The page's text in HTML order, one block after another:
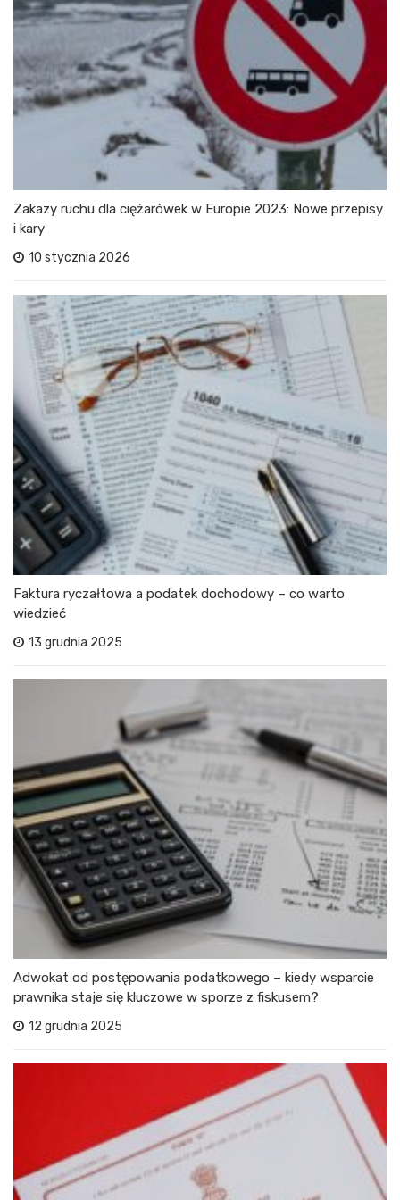
Zakazy ruchu dla ciężarówek w Europie 2023: Nowe przepisy
i kary
10 stycznia 2026
Faktura ryczałtowa a podatek dochodowy – co warto
wiedzieć
13 grudnia 2025
Adwokat od postępowania podatkowego – kiedy wsparcie
prawnika staje się kluczowe w sporze z fiskusem?
12 grudnia 2025